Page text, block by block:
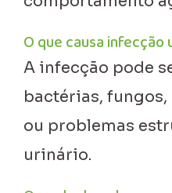
O que causa
A infecção pode
bactérias,
ou problemas
urinário.